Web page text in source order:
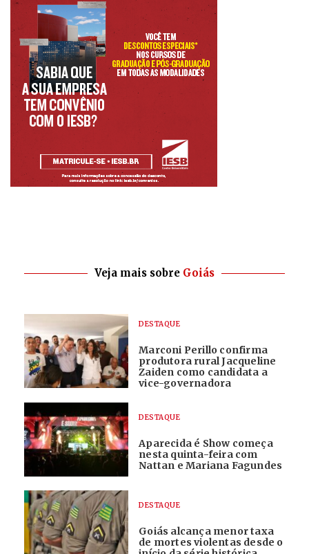
Veja mais sobre Goiás
DESTAQUE
Marconi Perillo confirma
produtora rural Jacqueline
Zaiden como candidata a
vice-governadora
DESTAQUE
Aparecida é Show começa
nesta quinta-feira com
Nattan e Mariana Fagundes
DESTAQUE
Goiás alcança menor taxa
de mortes violentas desde o